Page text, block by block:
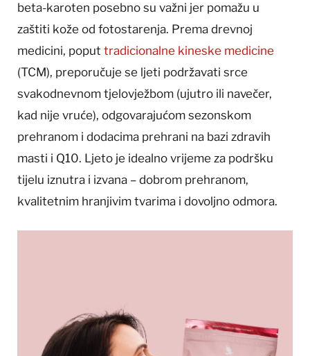
beta-karoten posebno su važni jer pomažu u
zaštiti kože od fotostarenja. Prema drevnoj
medicini, poput tradicionalne kineske medicine
(TCM), preporučuje se ljeti podržavati srce
svakodnevnom tjelovježbom (ujutro ili navečer,
kad nije vruće), odgovarajućom sezonskom
prehranom i dodacima prehrani na bazi zdravih
masti i Q10. Ljeto je idealno vrijeme za podršku
tijelu iznutra i izvana – dobrom prehranom,
kvalitetnim hranjivim tvarima i dovoljno odmora.